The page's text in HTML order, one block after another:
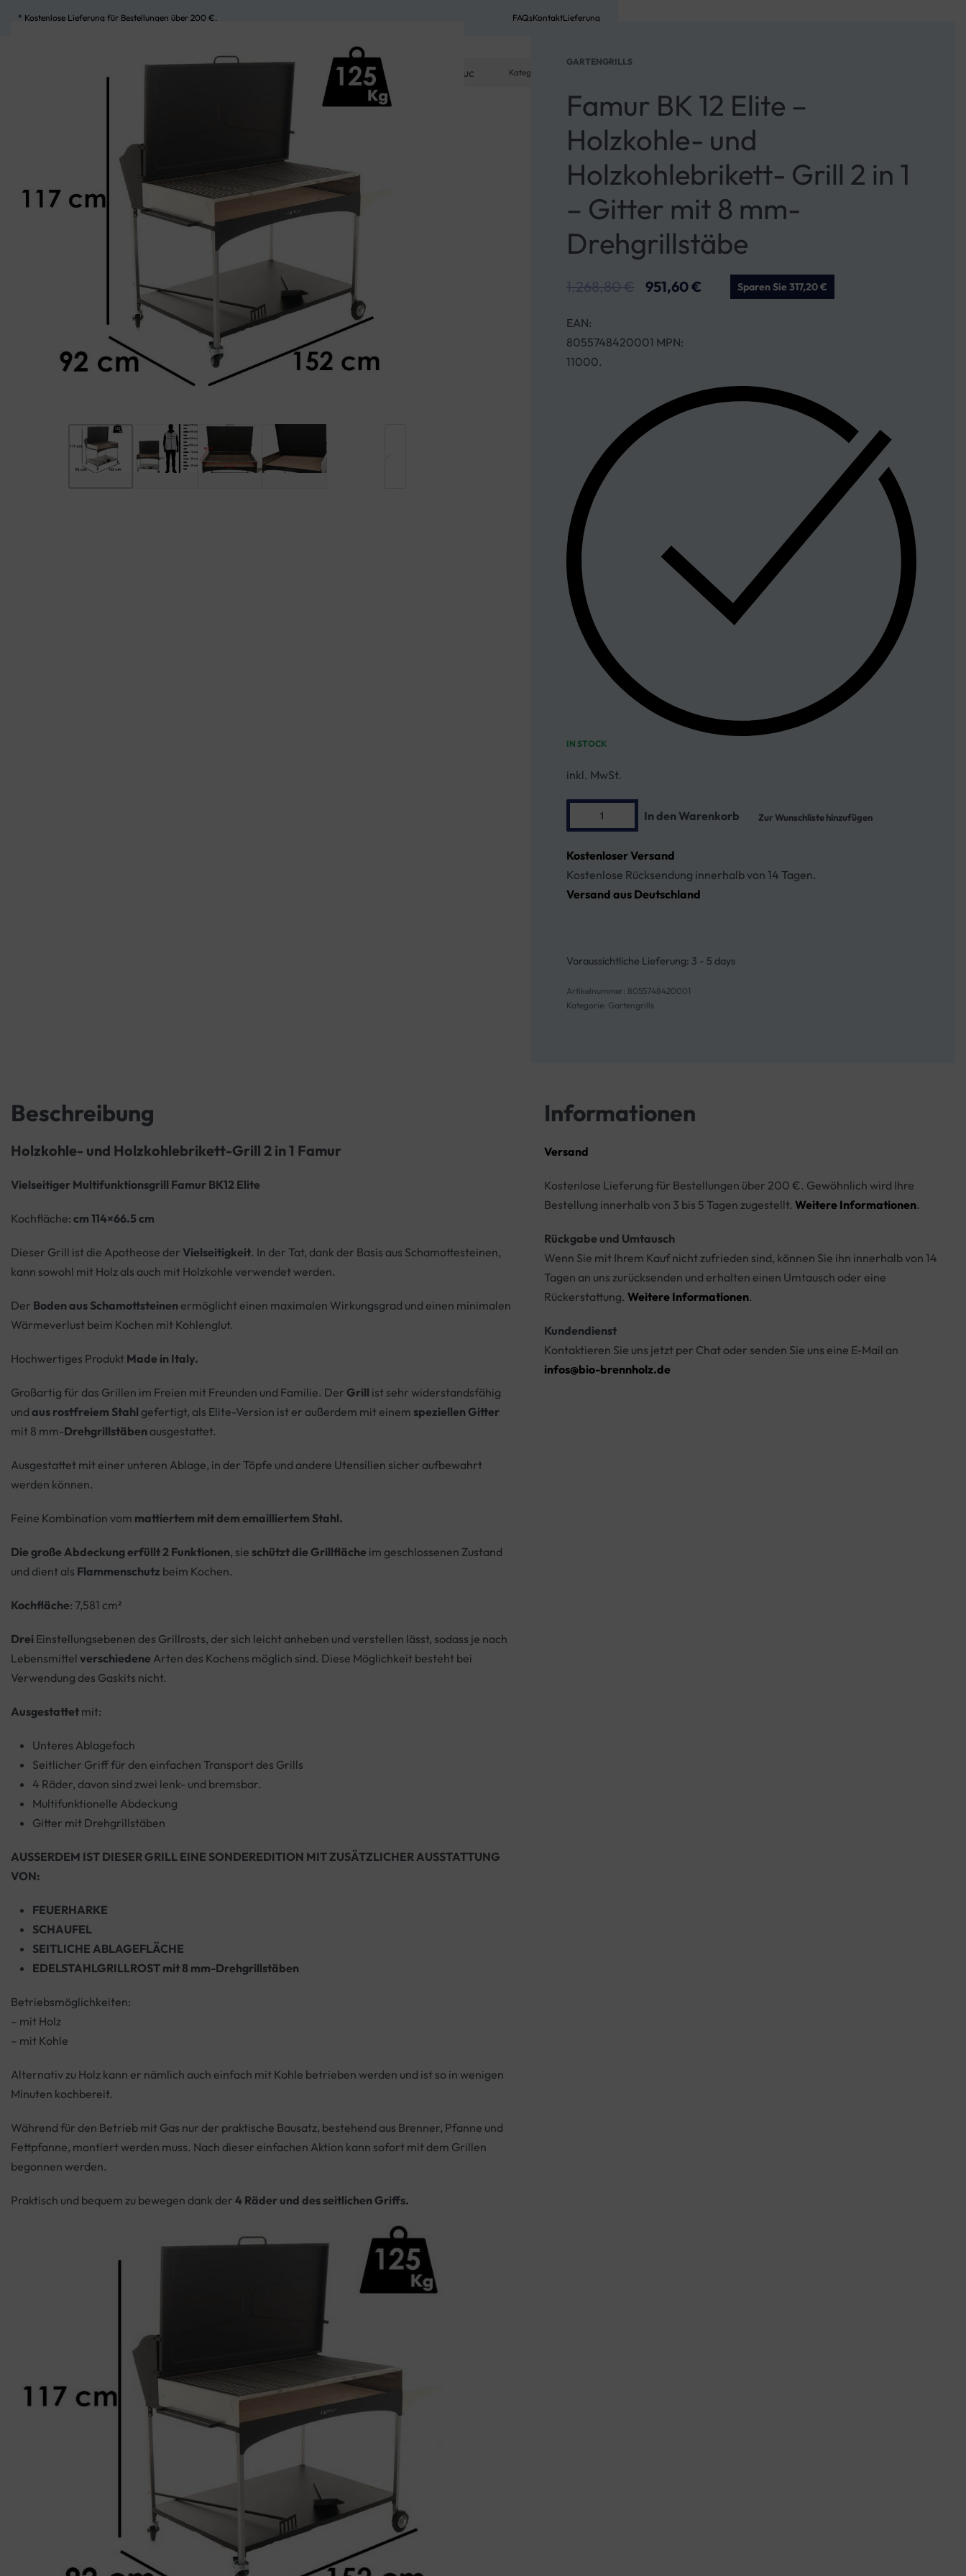
* Kostenlose Lieferung für Bestellungen über 200 €. FAQsKontaktLieferung
UNSERE KATEGORIEN Kategorie
GARTENGRILLS
336,75€
Famur BK 12 Elite –
Holzkohle- und
Holzkohlebrikett- Grill 2 in 1
– Gitter mit 8 mm-
Drehgrillstäbe
1.268,80€ 951,60€ Sparen Sie 317,20 €
EAN:
8055748420001 MPN:
11000.
IN STOCK
inkl. MwSt.
In den Warenkorb Zur Wunschliste hinzufügen
Kostenloser Versand
Kostenlose Rücksendung innerhalb von 14 Tagen.
Versand aus Deutschland
Voraussichtliche Lieferung: 3 - 5 days
8055748420001
Kategorie: Gartengrills
Beschreibung
Holzkohle- und Holzkohlebrikett-Grill 2 in 1 Famur
Vielseitiger Multifunktionsgrill Famur BK12 Elite
Kochfläche: cm 114×66.5 cm
Dieser Grill ist die Apotheose der Vielseitigkeit. In der Tat, dank der Basis aus Schamottesteinen,
kann sowohl mit Holz als auch mit Holzkohle verwendet werden.
Der Boden aus Schamottsteinen ermöglicht einen maximalen Wirkungsgrad und einen minimalen
Wärmeverlust beim Kochen mit Kohlenglut.
Hochwertiges Produkt Made in Italy.
Großartig für das Grillen im Freien mit Freunden und Familie. Der Grill ist sehr widerstandsfähig
und aus rostfreiem Stahl gefertigt, als Elite-Version ist er außerdem mit einem speziellen Gitter
mit 8 mm-Drehgrillstäben ausgestattet.
Ausgestattet mit einer unteren Ablage, in der Töpfe und andere Utensilien sicher aufbewahrt
werden können.
Feine Kombination vom mattiertem mit dem emailliertem Stahl.
Die große Abdeckung erfüllt 2 Funktionen, sie schützt die Grillfläche im geschlossenen Zustand
und dient als Flammenschutz beim Kochen.
Kochfläche: 7,581 cm²
Drei Einstellungsebenen des Grillrosts, der sich leicht anheben und verstellen lässt, sodass je nach
Lebensmittel verschiedene Arten des Kochens möglich sind. Diese Möglichkeit besteht bei
Verwendung des Gaskits nicht.
Ausgestattet mit:
Unteres Ablagefach
Seitlicher Griff für den einfachen Transport des Grills
4 Räder, davon sind zwei lenk- und bremsbar.
Multifunktionelle Abdeckung
Gitter mit Drehgrillstäben
AUSSERDEM IST DIESER GRILL EINE SONDEREDITION MIT ZUSÄTZLICHER AUSSTATTUNG
VON:
FEUERHARKE
SCHAUFEL
SEITLICHE ABLAGEFLÄCHE
EDELSTAHLGRILLROST mit 8 mm-Drehgrillstäben
Betriebsmöglichkeiten:
– mit Holz
– mit Kohle
Alternativ zu Holz kann er nämlich auch einfach mit Kohle betrieben werden und ist so in wenigen
Minuten kochbereit.
Während für den Betrieb mit Gas nur der praktische Bausatz, bestehend aus Brenner, Pfanne und
Fettpfanne, montiert werden muss. Nach dieser einfachen Aktion kann sofort mit dem Grillen
begonnen werden.
Praktisch und bequem zu bewegen dank der 4 Räder und des seitlichen Griffs.
Informationen
Versand
Kostenlose Lieferung für Bestellungen über 200 €. Gewöhnlich wird Ihre
Bestellung innerhalb von 3 bis 5 Tagen zugestellt. Weitere Informationen.
Rückgabe und Umtausch
Wenn Sie mit Ihrem Kauf nicht zufrieden sind, können Sie ihn innerhalb von 14
Tagen an uns zurücksenden und erhalten einen Umtausch oder eine
Rückerstattung. Weitere Informationen.
Kundendienst
Kontaktieren Sie uns jetzt per Chat oder senden Sie uns eine E-Mail an
infos@bio-brennholz.de